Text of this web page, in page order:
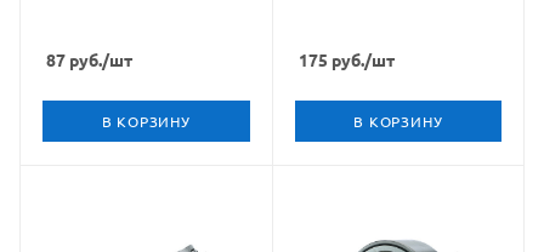
87 руб./шт
В КОРЗИНУ
175 руб./шт
В КОРЗИНУ